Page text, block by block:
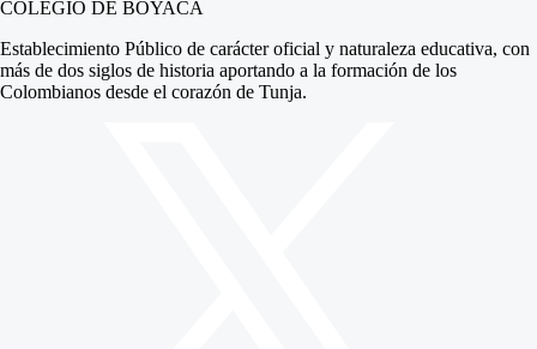
COLEGIO DE BOYACÁ
Establecimiento Público de carácter oficial y naturaleza educativa, con
más de dos siglos de historia aportando a la formación de los
Colombianos desde el corazón de Tunja.